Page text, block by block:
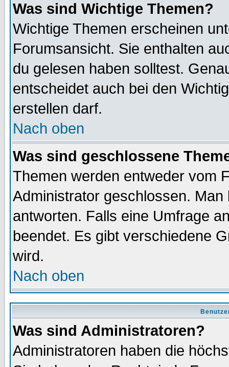
Was sind Wichtige Themen?
Wichtige Themen erscheinen
Forumsansicht. Sie enthalten
du gelesen haben solltest.
entscheidet auch bei den
erstellen darf.
Nach oben
Was sind geschlossene
Themen werden entweder vom
Administrator geschlossen.
antworten. Falls eine Umfrage
beendet. Es gibt verschiedene
wird.
Nach oben
Was sind Administratoren?
Administratoren haben die